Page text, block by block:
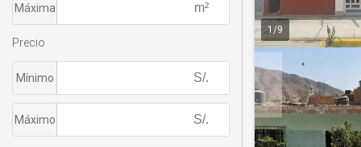
1/9
Máxima
Precio
Mínimo
Máximo